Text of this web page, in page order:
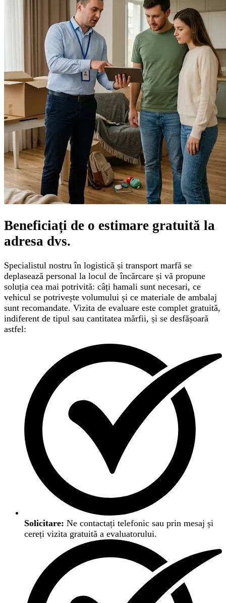
Beneficiați de o estimare gratuită la
adresa dvs.
Specialistul nostru în logistică și transport marfă se
deplasează personal la locul de încărcare și vă propune
soluția cea mai potrivită: câți hamali sunt necesari, ce
vehicul se potrivește volumului și ce materiale de ambalaj
sunt recomandate. Vizita de evaluare este complet gratuită,
indiferent de tipul sau cantitatea mărfii, și se desfășoară
astfel:
Solicitare: Ne contactați telefonic sau prin mesaj și
cereți vizita gratuită a evaluatorului.